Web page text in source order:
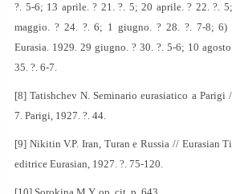
?. 5-6; 13 aprile. ? 21. ?. 5; 20 aprile. ? 22. ?.
maggio. ? 24. ?. 6; 1 giugno. ? 28. ?. 7-8; 6)
Eurasia. 1929. 29 giugno. ? 30. ?. 5-6; 10
35. ?. 6-7.
[8] Tatishchev N. Seminario eurasiatico a Parigi
7. Parigi, 1927. ?. 44.
[9] Nikitin V.P. Iran, Turan e Russia // Eurasian
editrice Eurasian, 1927. ?. 75-120.